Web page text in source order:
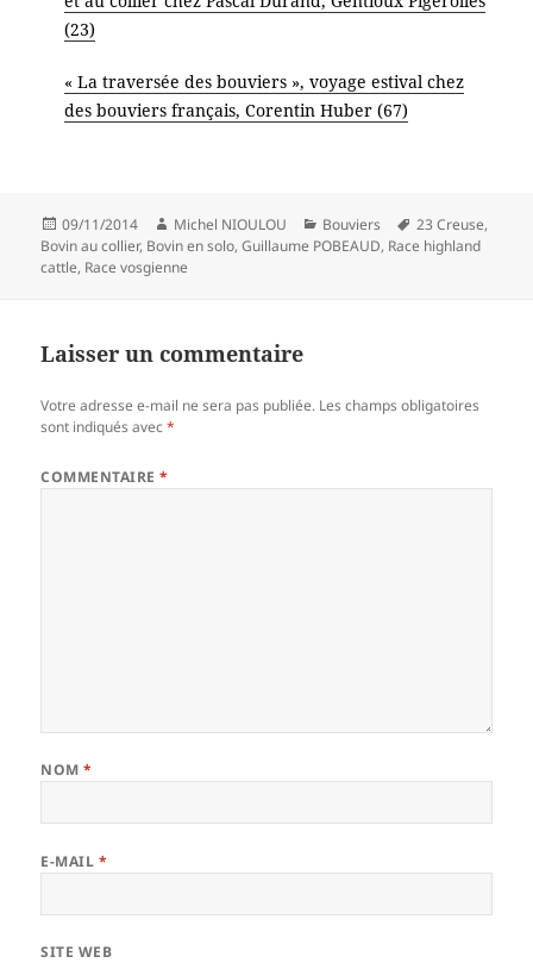
(23)
« La traversée des bouviers », voyage estival chez
des bouviers français, Corentin Huber (67)
Publié
le
09/11/2014 Auteur
Michel NIOULOU Catégories
Bouviers
Mots-
clés
23 Creuse,
Bovin au collier, Bovin en solo,Guillaume POBEAUD, Race highland
cattle, Race vosgienne
Laisser un commentaire
Votre adresse e-mail ne sera pas publiée. Les champs obligatoires
sont indiqués avec*
COMMENTAIRE*
NOM*
E-MAIL *
SITE WEB